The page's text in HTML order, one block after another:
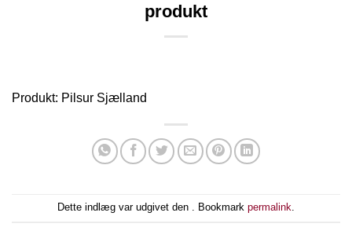
produkt
Produkt: Pilsur Sjælland
Dette indlæg var udgivet den . Bookmark permalink